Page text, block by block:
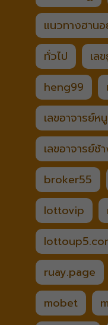
แนวทางฮาน
ทั่วไป
เล
heng99
เลขอาจารย์หนู
เลขอาจารย์ช้
broker55
lottovip
ruay.page
mobet